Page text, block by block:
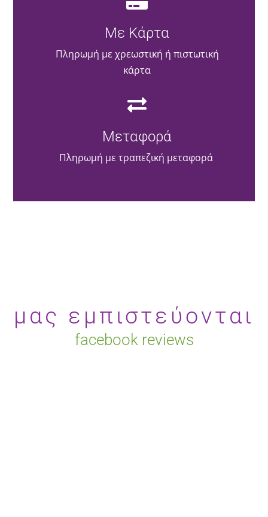
Με Κάρτα
Πληρωμή με χρεωστική ή πιστωτική
κάρτα
Μεταφορά
Πληρωμή με τραπεζική μεταφορά
μας εμπιστεύονται
facebook reviews